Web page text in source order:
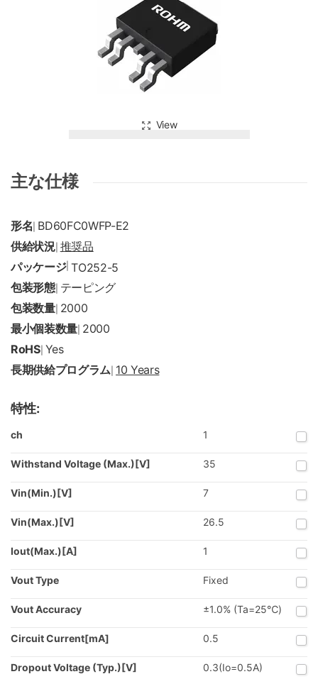
View
主な仕様
形名 BD60FC0WFP-E2
供給状況| 推奨品
パッケージ|TO252-5
包装形態| テーピング
包装数量| 2000
最小個装数量 2000
RoHS| Yes
長期供給プログラム 10 Years
特性:
ch 1
Withstand Voltage (Max.)[V] 35
Vin(Min.)[V] 7
Vin(Max.)[V] 26.5
Iout(Max.)[A] 1
Vout Type Fixed
Vout Accuracy ±1.0% (Ta=25℃)
Circuit Current[mA] 0.5
Dropout Voltage (Typ.)[V] 0.3(Io=0.5A)